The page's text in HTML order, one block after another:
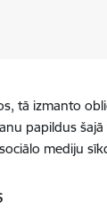
tā izmanto
papildus
mediju